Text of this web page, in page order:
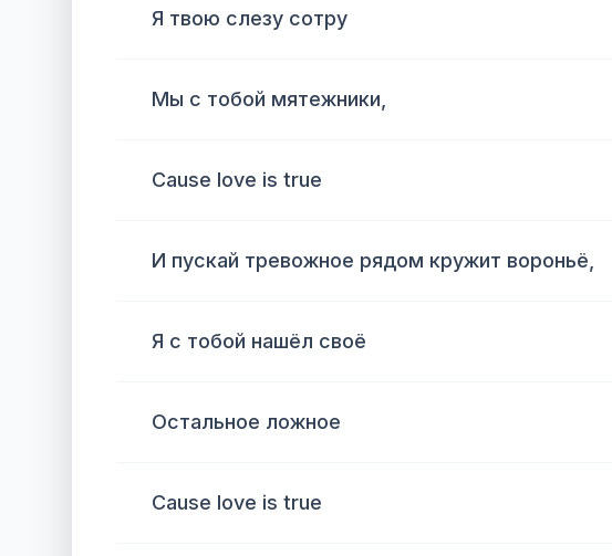
Я твою слезу сотру
Мы с тобой мятежники,
Cause love is true
И пускай тревожное рядом кружит вороньё,
Я с тобой нашёл своё
Остальное ложное
Cause love is true